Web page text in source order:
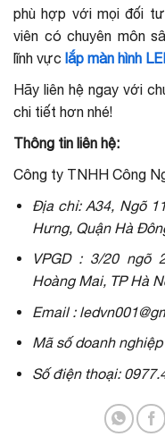
phù hợp với mọi đối
viên có chuyên môn
lĩnh vực lắp màn hình
Hãy liên hệ ngay với
chi tiết hơn nhé!
Thông tin liên hệ:
Công ty TNHH Công
Địa chỉ: A34, Ngõ
Hưng, Quận Hà
VPGD : 3/20 ngõ
Hoàng Mai, TP Hà
Email :
Mã số doanh
Số điện thoại: